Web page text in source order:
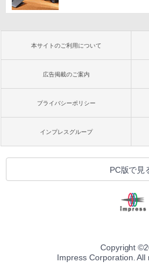
本サイトのご利用について
広告掲載のご案内
プライバシーポリシー
インプレスグループ
PC版で見
Copyright ©
Impress Corporation. All